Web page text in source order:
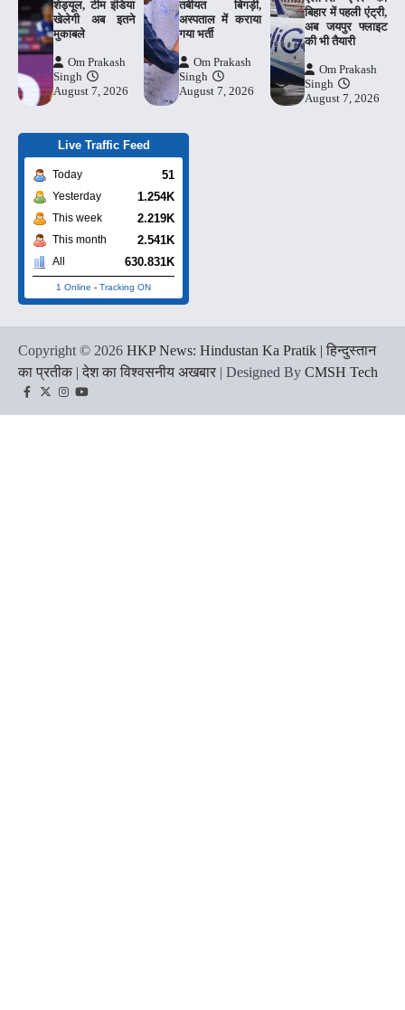
शेड्यूल, टीम इंडिया
खेलेगी अब इतने
मुकाबले
Om Prakash
Singh
August 7, 2026
तबीयत बिगड़ी,
अस्पताल में कराया
गया भर्ती
Om Prakash
Singh
August 7, 2026
बिहार में पहली एंट्री,
अब जयपुर फ्लाइट
की भी तैयारी
Om Prakash
Singh
August 7, 2026
Live Traffic Feed
Today 51
Yesterday 1.254K
This week 2.219K
This month 2.541K
All 630.831K
1 Online - Tracking ON
Copyright © 2026 HKP News: Hindustan Ka Pratik | हिन्दुस्तान
का प्रतीक | देश का विश्वसनीय अखबार | Designed By CMSH Tech
Facebook
TwitterInstagram
YouTube